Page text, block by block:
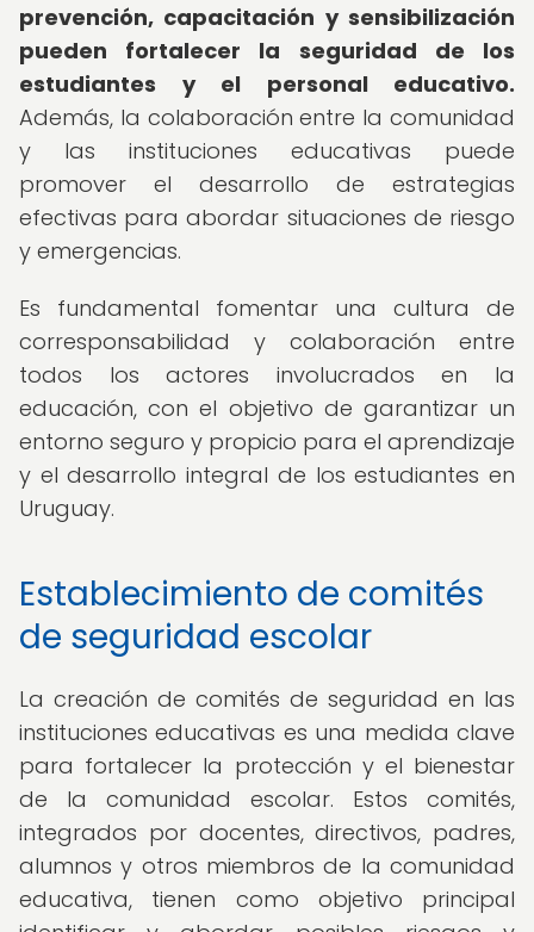
prevención, capacitación y sensibilización
pueden fortalecer la seguridad de los
estudiantes y el personal educativo.
Además, la colaboración entre la comunidad
y las instituciones educativas puede
promover el desarrollo de estrategias
efectivas para abordar situaciones de riesgo
y emergencias.
Es fundamental fomentar una cultura de
corresponsabilidad y colaboración entre
todos los actores involucrados en la
educación, con el objetivo de garantizar un
entorno seguro y propicio para el aprendizaje
y el desarrollo integral de los estudiantes en
Uruguay.
Establecimiento de comités
de seguridad escolar
La creación de comités de seguridad en las
instituciones educativas es una medida clave
para fortalecer la protección y el bienestar
de la comunidad escolar. Estos comités,
integrados por docentes, directivos, padres,
alumnos y otros miembros de la comunidad
educativa, tienen como objetivo principal